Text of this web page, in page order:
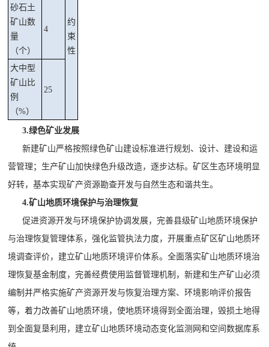
约
束
性
砂石土
矿山数
量
（个）
4
大中型
矿山比
例
（%）
25
3.绿色矿业发展
新建矿山严格按照绿色矿山建设标准进行规划、设计、建设和运
营管理；生产矿山加快绿色升级改造，逐步达标。矿区生态环境明显
好转，基本实现矿产资源勘查开发与自然生态和谐共生。
4.矿山地质环境保护与治理恢复
促进资源开发与环境保护协调发展，完善县级矿山地质环境保护
与治理恢复管理体系，强化监管执法力度，开展重点矿区矿山地质环
境调查评价，建立矿山地质环境评价体系。全面落实矿山地质环境治
理恢复基金制度，完善经费使用监督管理机制，新建和生产矿山必须
编制并严格实施矿产资源开发与恢复治理方案、环境影响评价报告
等，着力改善矿山地质环境，使地质环境得到全面治理，毁损土地得
到全面复垦利用，建立矿山地质环境动态变化监测网和空间数据库系